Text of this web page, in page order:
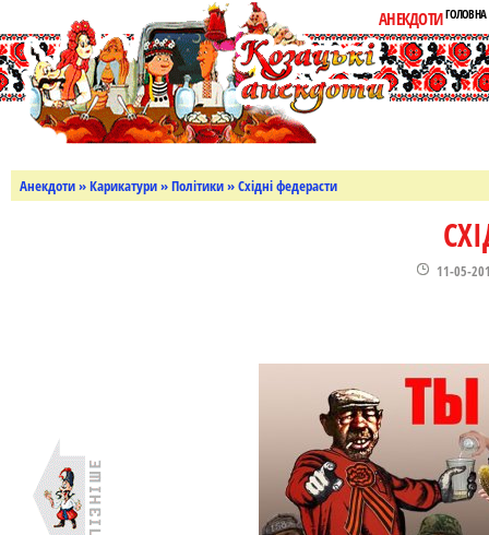
АНЕКДОТИГОЛОВНА
Анекдоти»Карикатури»Політики» Східні федерасти
11-05-